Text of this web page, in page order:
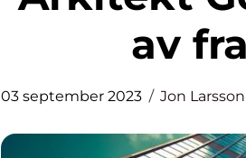
av
03 september 2023 Jon Larsson